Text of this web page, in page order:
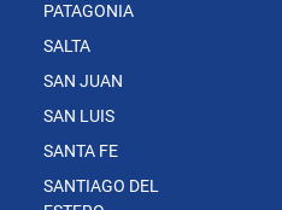
PATAGONIA
SALTA
SAN JUAN
SAN LUIS
SANTA FE
SANTIAGO DEL